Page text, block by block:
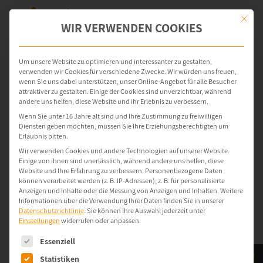
Mit
WIR VERWENDEN COOKIES
Um unsere Website zu optimieren und interessanter zu gestalten,
verwenden wir Cookies für verschiedene Zwecke. Wir würden uns freuen,
wenn Sie uns dabei unterstützen, unser Online-Angebot für alle Besucher
attraktiver zu gestalten. Einige der Cookies sind unverzichtbar, während
andere uns helfen, diese Website und ihr Erlebnis zu verbessern.
Wenn Sie unter 16 Jahre alt sind und Ihre Zustimmung zu freiwilligen
Diensten geben möchten, müssen Sie Ihre Erziehungsberechtigten um
Erlaubnis bitten.
Wir verwenden Cookies und andere Technologien auf unserer Website.
Einige von ihnen sind unerlässlich, während andere uns helfen, diese
Website und Ihre Erfahrung zu verbessern. Personenbezogene Daten
können verarbeitet werden (z. B. IP-Adressen), z. B. für personalisierte
Anzeigen und Inhalte oder die Messung von Anzeigen und Inhalten.Weitere
Informationen über die Verwendung Ihrer Daten finden Sie in unserer
Datenschutzrichtlinie.Sie können Ihre Auswahl jederzeit unter
Einstellungenwiderrufen oder anpassen.
Es folgt eine Liste der Service-Gruppen, für die eine Einwilligung
Essenziell
Statistiken